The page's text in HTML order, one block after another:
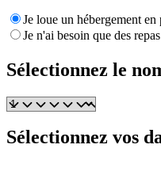
Je loue un hébergement
Je n'ai besoin que des repas
Sélectionnez le
Sélectionnez vos